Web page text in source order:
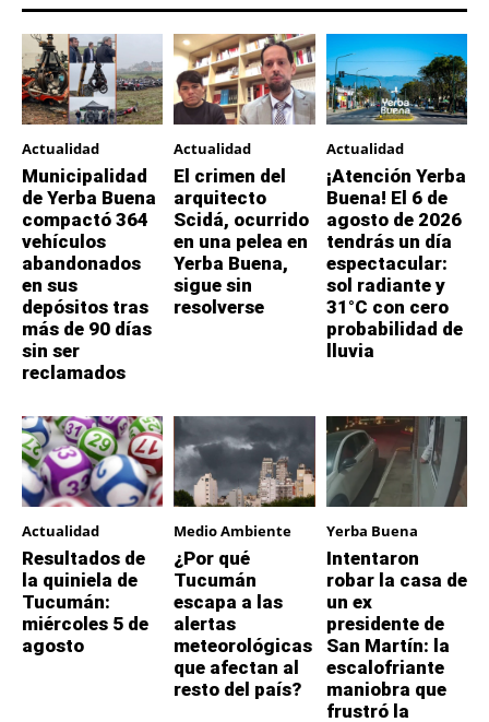
Actualidad
Municipalidad
de Yerba Buena
compactó 364
vehículos
abandonados
en sus
depósitos tras
más de 90 días
sin ser
reclamados
Actualidad
El crimen del
arquitecto
Scidá, ocurrido
en una pelea en
Yerba Buena,
sigue sin
resolverse
Actualidad
¡Atención Yerba
Buena! El 6 de
agosto de 2026
tendrás un día
espectacular:
sol radiante y
31°C con cero
probabilidad de
lluvia
Actualidad
Resultados de
la quiniela de
Tucumán:
miércoles 5 de
agosto
Medio Ambiente
¿Por qué
Tucumán
escapa a las
alertas
meteorológicas
que afectan al
resto del país?
Yerba Buena
Intentaron
robar la casa de
un ex
presidente de
San Martín: la
escalofriante
maniobra que
frustró la